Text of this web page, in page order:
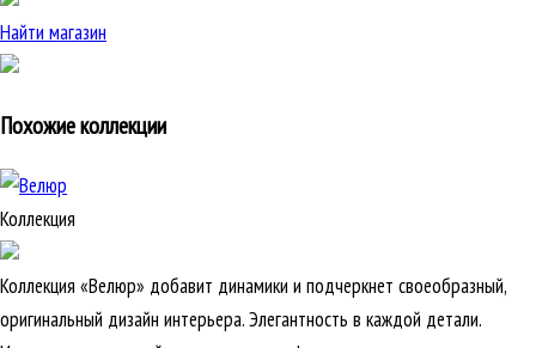
Найти магазин
Похожие коллекции
Коллекция
Коллекция «Велюр» добавит динамики и подчеркнет своеобразный,
оригинальный дизайн интерьера. Элегантность в каждой детали.